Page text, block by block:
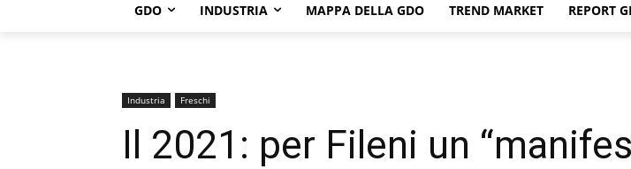
GDO INDUSTRIA MAPPA DELLA GDO TREND MARKET REPORT
Industria Freschi
Il 2021: per Fileni un